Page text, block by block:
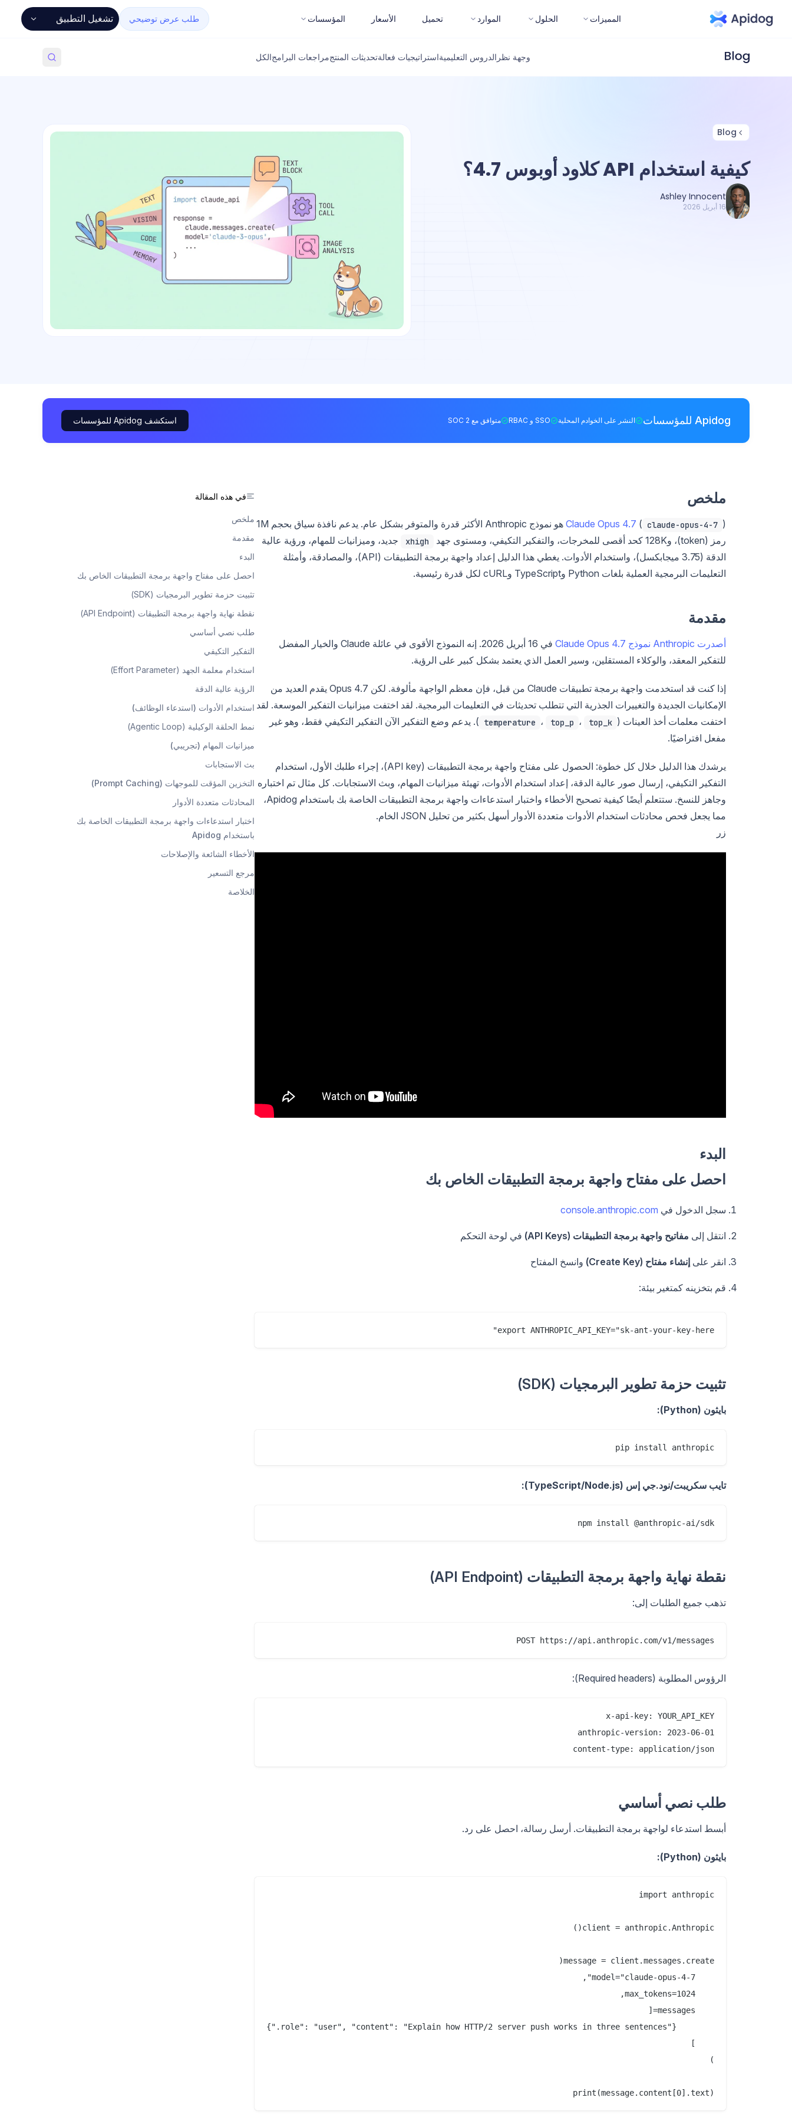
المميزات الحلول الموارد تحميل الأسعار المؤسسات طلب عرض توضيحي تشغيل التطبيق
وجهة نظر الدروس التعليميةاستراتيجيات فعالةتحديثات المنتجمراجعات البرامجالكل
Blog
كيفية استخدام API كلاود أوبوس 4.7؟
Ashley Innocent
16 أبريل 2026
Apidog للمؤسسات النشر على الخوادم المحلية SSO و RBAC متوافق مع SOC 2 استكشف Apidog للمؤسسات
ملخص
Claude Opus 4.7 ( claude-opus-4-7
) هو نموذج Anthropic الأكثر قدرة والمتوفر بشكل عام. يدعم نافذة سياق بحجم 1M
رمز (token)، و128K كحد أقصى للمخرجات، والتفكير التكيفي، ومستوى جهد
xhigh
جديد، وميزانيات للمهام، ورؤية عالية
الدقة (3.75 ميجابكسل)، واستخدام الأدوات. يغطي هذا الدليل إعداد واجهة برمجة التطبيقات (API)، والمصادقة، وأمثلة
التعليمات البرمجية العملية بلغات Python وTypeScript وcURL لكل قدرة رئيسية.
مقدمة
أصدرت Anthropic نموذج Claude Opus 4.7
في 16 أبريل 2026. إنه النموذج الأقوى في عائلة Claude والخيار المفضل
للتفكير المعقد، والوكلاء المستقلين، وسير العمل الذي يعتمد بشكل كبير على الرؤية.
إذا كنت قد استخدمت واجهة برمجة تطبيقات Claude من قبل، فإن معظم الواجهة مألوفة. لكن Opus 4.7 يقدم العديد من
الإمكانيات الجديدة والتغييرات الجذرية التي تتطلب تحديثات في التعليمات البرمجية. لقد اختفت ميزانيات التفكير الموسعة. لقد
اختفت معلمات أخذ العينات (
temperature ، top_p ، top_k
). يدعم وضع التفكير الآن التفكير التكيفي فقط، وهو غير
مفعل افتراضيًا.
يرشدك هذا الدليل خلال كل خطوة: الحصول على مفتاح واجهة برمجة التطبيقات (API key)، إجراء طلبك الأول، استخدام
التفكير التكيفي، إرسال صور عالية الدقة، إعداد استخدام الأدوات، تهيئة ميزانيات المهام، وبث الاستجابات. كل مثال تم اختباره
وجاهز للنسخ. ستتعلم أيضًا كيفية تصحيح الأخطاء واختبار استدعاءات واجهة برمجة التطبيقات الخاصة بك باستخدام Apidog،
مما يجعل فحص محادثات استخدام الأدوات متعددة الأدوار أسهل بكثير من تحليل JSON الخام.
زر
البدء
احصل على مفتاح واجهة برمجة التطبيقات الخاص بك
سجل الدخول في console.anthropic.com
انتقل إلى مفاتيح واجهة برمجة التطبيقات (API Keys) في لوحة التحكم
انقر على إنشاء مفتاح (Create Key) وانسخ المفتاح
قم بتخزينه كمتغير بيئة:
export ANTHROPIC_API_KEY="sk-ant-your-key-here"
تثبيت حزمة تطوير البرمجيات (SDK)
بايثون (Python):
pip install anthropic
تايب سكريبت/نود.جي إس (TypeScript/Node.js):
npm install @anthropic-ai/sdk
نقطة نهاية واجهة برمجة التطبيقات (API Endpoint)
تذهب جميع الطلبات إلى:
POST https://api.anthropic.com/v1/messages
الرؤوس المطلوبة (Required headers):
content-type: application/json
طلب نصي أساسي
أبسط استدعاء لواجهة برمجة التطبيقات. أرسل رسالة، احصل على رد.
بايثون (Python):
print(message.content[0].text)
في هذه المقالة
ملخص
مقدمة
البدء
احصل على مفتاح واجهة برمجة التطبيقات الخاص بك
تثبيت حزمة تطوير البرمجيات (SDK)
نقطة نهاية واجهة برمجة التطبيقات (API Endpoint)
طلب نصي أساسي
التفكير التكيفي
استخدام معلمة الجهد (Effort Parameter)
الرؤية عالية الدقة
استخدام الأدوات (استدعاء الوظائف)
نمط الحلقة الوكيلية (Agentic Loop)
ميزانيات المهام (تجريبي)
بث الاستجابات
التخزين المؤقت للموجهات (Prompt Caching)
المحادثات متعددة الأدوار
اختبار استدعاءات واجهة برمجة التطبيقات الخاصة بك
باستخدام Apidog
الأخطاء الشائعة والإصلاحات
مرجع التسعير
الخلاصة